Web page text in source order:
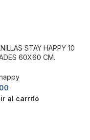
STAY HAPPY 10
60X60 CM.
al carrito